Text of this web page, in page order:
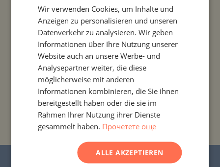
PROJEKTE UND IMMOBILIEN NACH LÄNDERN
PROJEKTE UND IMMOBILIEN NACH SIEDLUNG
PROJEKTE UND IMMOBILIEN NACH REGIONEN
PROJEKTE UND IMMOBILIEN NACH
GEBÄUDE-/KOMPLEXNAMEN
© 2016–2025 „Stonehard Marketing“ Ltd. Alle
ENGLISH
GERMAN
FRENCH
ROMANIAN
Wir verwenden Cookies, um Inhalte und
Anzeigen zu personalisieren und unseren
Datenverkehr zu analysieren. Wir geben
Informationen über Ihre Nutzung unserer
Website auch an unsere Werbe- und
Analysepartner weiter, die diese
möglicherweise mit anderen
Informationen kombinieren, die Sie ihnen
bereitgestellt haben oder die sie im
Rahmen Ihrer Nutzung ihrer Dienste
gesammelt haben. Прочетете още
ALLE AKZEPTIEREN